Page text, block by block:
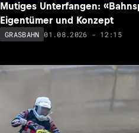
Mutiges Unterfangen:
Eigentümer und Konzept
GRASBAHN 01.08.2026 - 12:15